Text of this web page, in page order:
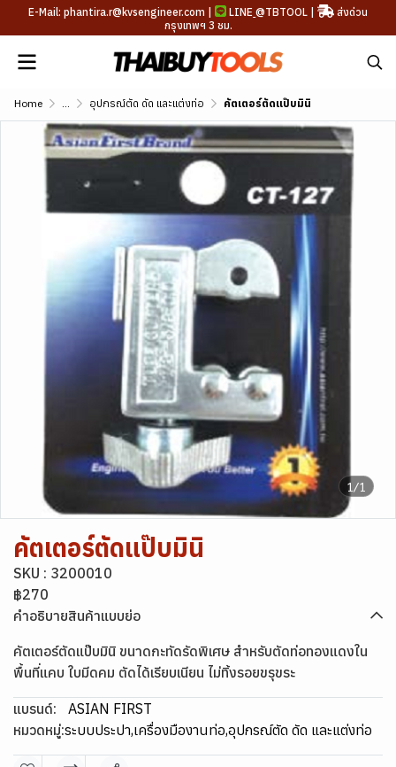
E-Mail: phantira.r@kvsengineer.com | LINE @TBTOOL |
ส่งด่วน
กรุงเทพฯ 3 ชม.
Home ... อุปกรณ์ตัด ดัด และแต่งท่อ คัตเตอร์ตัดแป๊บมินิ
1/1
คัตเตอร์ตัดแป๊บมินิ
SKU : 3200010
฿270
คำอธิบายสินค้าแบบย่อ
คัตเตอร์ตัดแป๊บมินิ ขนาดกะทัดรัดพิเศษ สำหรับตัดท่อทองแดงใน
พื้นที่แคบ ใบมีดคม ตัดได้เรียบเนียน ไม่ทิ้งรอยขรุขระ
แบรนด์:
ASIAN FIRST
หมวดหมู่:ระบบประปา,เครื่องมืองานท่อ,อุปกรณ์ตัด ดัด และแต่งท่อ